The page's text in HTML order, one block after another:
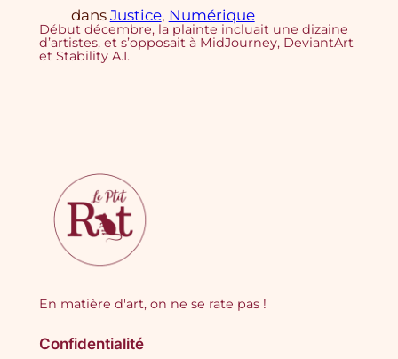
dans Justice, Numérique
Début décembre, la plainte incluait une dizaine
d’artistes, et s’opposait à MidJourney, DeviantArt
et Stability A.I.
En matière d'art, on ne se rate pas !
Confidentialité